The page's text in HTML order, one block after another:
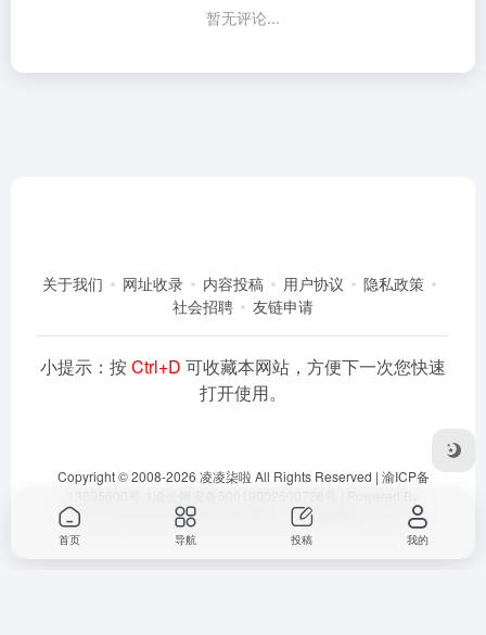
暂无评论...
关于我们 网址收录 内容投稿 用户协议
隐私政策
社会招聘
友链申请
小提示：按Ctrl+D 可收藏本网站，方便下一次您快速
打开使用。
Copyright © 2008-2026 凌凌柒啦 All Rights Reserved | 渝ICP备
Dlaoo.Inc
Awalab| 本站运行在 由OneNav 强力驱动
首页 导航 投稿 我的